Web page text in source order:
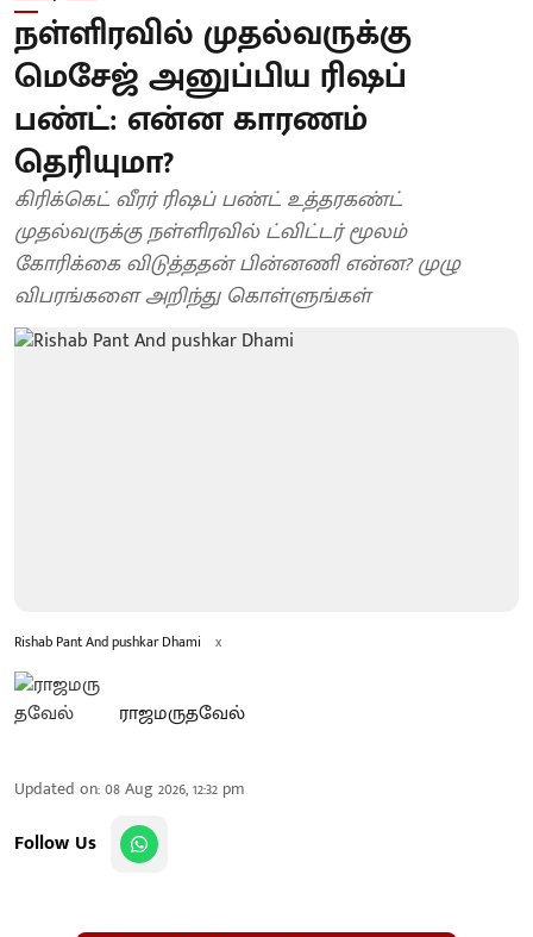
நள்ளிரவில் முதல்வருக்கு
மெசேஜ் அனுப்பிய ரிஷப்
பண்ட்: என்ன காரணம்
தெரியுமா?
கிரிக்கெட் வீரர் ரிஷப் பண்ட் உத்தரகண்ட்
முதல்வருக்கு நள்ளிரவில் ட்விட்டர் மூலம்
கோரிக்கை விடுத்ததன் பின்னணி என்ன? முழு
விபரங்களை அறிந்து கொள்ளுங்கள்
Rishab Pant And pushkar Dhami x
ராஜமருதவேல்
Updated on:08 Aug 2026, 12:32 pm
Follow Us